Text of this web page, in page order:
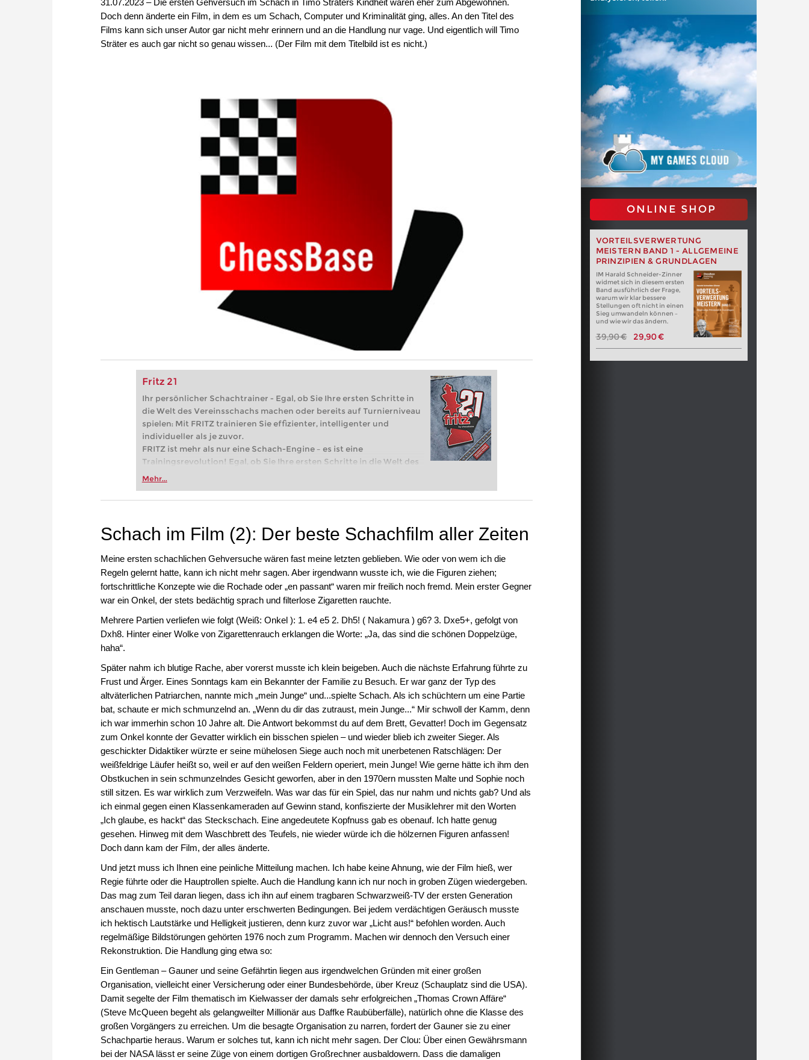
Doch denn änderte ein Film, in dem es um Schach, Computer und Kriminalität ging, alles. An den Titel des
Films kann sich unser Autor gar nicht mehr erinnern und an die Handlung nur vage. Und eigentlich will Timo
Sträter es auch gar nicht so genau wissen... (Der Film mit dem Titelbild ist es nicht.)
Fritz 21
Ihr persönlicher Schachtrainer - Egal, ob Sie Ihre ersten Schritte in
die Welt des Vereinsschachs machen oder bereits auf Turnierniveau
spielen: Mit FRITZ trainieren Sie effizienter, intelligenter und
individueller als je zuvor.
FRITZ ist mehr als nur eine Schach-Engine – es ist eine
Trainingsrevolution! Egal, ob Sie Ihre ersten Schritte in die Welt des
Vereinsschachs machen oder bereits auf Turnierniveau spielen: Mit
zuvor.
Mehr...
ONLINE SHOP
VORTEILSVERWERTUNG
MEISTERN BAND 1 - ALLGEMEINE
PRINZIPIEN & GRUNDLAGEN
IM Harald Schneider-Zinner
widmet sich in diesem ersten
Band ausführlich der Frage,
warum wir klar bessere
Stellungen oft nicht in einen
Sieg umwandeln können –
und wie wir das ändern.
39,90 € 29,90 €
Schach im Film (2): Der beste Schachfilm aller Zeiten
Meine ersten schachlichen Gehversuche wären fast meine letzten geblieben. Wie oder von wem ich die
Regeln gelernt hatte, kann ich nicht mehr sagen. Aber irgendwann wusste ich, wie die Figuren ziehen;
fortschrittliche Konzepte wie die Rochade oder „en passant“ waren mir freilich noch fremd. Mein erster Gegner
war ein Onkel, der stets bedächtig sprach und filterlose Zigaretten rauchte.
Mehrere Partien verliefen wie folgt (Weiß: Onkel ): 1. e4 e5 2. Dh5! ( Nakamura ) g6? 3. Dxe5+, gefolgt von
Dxh8. Hinter einer Wolke von Zigarettenrauch erklangen die Worte: „Ja, das sind die schönen Doppelzüge,
haha“.
Später nahm ich blutige Rache, aber vorerst musste ich klein beigeben. Auch die nächste Erfahrung führte zu
Frust und Ärger. Eines Sonntags kam ein Bekannter der Familie zu Besuch. Er war ganz der Typ des
altväterlichen Patriarchen, nannte mich „mein Junge“ und...spielte Schach. Als ich schüchtern um eine Partie
bat, schaute er mich schmunzelnd an. „Wenn du dir das zutraust, mein Junge...“ Mir schwoll der Kamm, denn
ich war immerhin schon 10 Jahre alt. Die Antwort bekommst du auf dem Brett, Gevatter! Doch im Gegensatz
zum Onkel konnte der Gevatter wirklich ein bisschen spielen – und wieder blieb ich zweiter Sieger. Als
geschickter Didaktiker würzte er seine mühelosen Siege auch noch mit unerbetenen Ratschlägen: Der
weißfeldrige Läufer heißt so, weil er auf den weißen Feldern operiert, mein Junge! Wie gerne hätte ich ihm den
Obstkuchen in sein schmunzelndes Gesicht geworfen, aber in den 1970ern mussten Malte und Sophie noch
still sitzen. Es war wirklich zum Verzweifeln. Was war das für ein Spiel, das nur nahm und nichts gab? Und als
ich einmal gegen einen Klassenkameraden auf Gewinn stand, konfiszierte der Musiklehrer mit den Worten
„Ich glaube, es hackt“ das Steckschach. Eine angedeutete Kopfnuss gab es obenauf. Ich hatte genug
gesehen. Hinweg mit dem Waschbrett des Teufels, nie wieder würde ich die hölzernen Figuren anfassen!
Doch dann kam der Film, der alles änderte.
Und jetzt muss ich Ihnen eine peinliche Mitteilung machen. Ich habe keine Ahnung, wie der Film hieß, wer
Regie führte oder die Hauptrollen spielte. Auch die Handlung kann ich nur noch in groben Zügen wiedergeben.
Das mag zum Teil daran liegen, dass ich ihn auf einem tragbaren Schwarzweiß-TV der ersten Generation
anschauen musste, noch dazu unter erschwerten Bedingungen. Bei jedem verdächtigen Geräusch musste
ich hektisch Lautstärke und Helligkeit justieren, denn kurz zuvor war „Licht aus!“ befohlen worden. Auch
regelmäßige Bildstörungen gehörten 1976 noch zum Programm. Machen wir dennoch den Versuch einer
Rekonstruktion. Die Handlung ging etwa so:
Ein Gentleman – Gauner und seine Gefährtin liegen aus irgendwelchen Gründen mit einer großen
Organisation, vielleicht einer Versicherung oder einer Bundesbehörde, über Kreuz (Schauplatz sind die USA).
Damit segelte der Film thematisch im Kielwasser der damals sehr erfolgreichen „Thomas Crown Affäre“
(Steve McQueen begeht als gelangweilter Millionär aus Daffke Raubüberfälle), natürlich ohne die Klasse des
großen Vorgängers zu erreichen. Um die besagte Organisation zu narren, fordert der Gauner sie zu einer
Schachpartie heraus. Warum er solches tut, kann ich nicht mehr sagen. Der Clou: Über einen Gewährsmann
bei der NASA lässt er seine Züge von einem dortigen Großrechner ausbaldowern. Dass die damaligen